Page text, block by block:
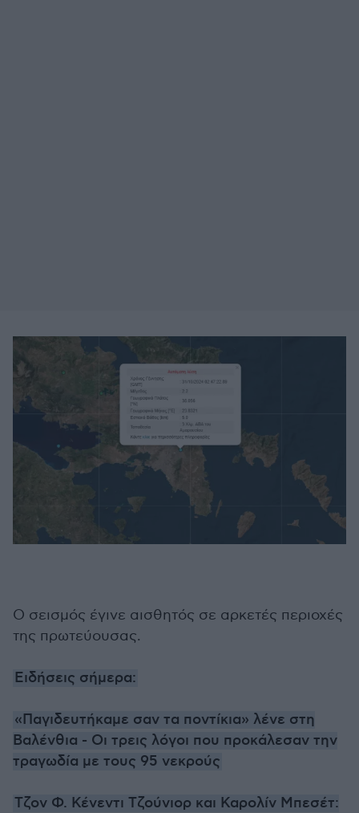
Ο σεισμός έγινε αισθητός σε αρκετές περιοχές
της πρωτεύουσας.
Ειδήσεις σήμερα:
«Παγιδευτήκαμε σαν τα ποντίκια» λένε στη
Βαλένθια - Οι τρεις λόγοι που προκάλεσαν την
τραγωδία με τους 95 νεκρούς
Τζον Φ. Κένεντι Τζούνιορ και Καρολίν Μπεσέτ: